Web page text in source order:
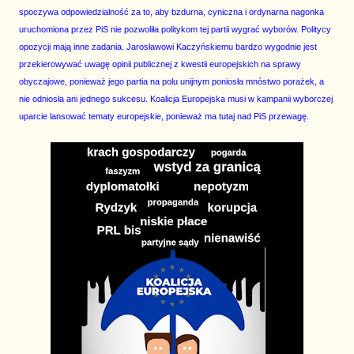
spoczywa odpowiedzialność za to, aby bzdurna, cyniczna i ordynarna nagonka
uruchomiona przez PiS nie pozwoliła politykom tej partii wygrać wyborów. Politycy
opozycji mają inne zadania. Jarosławowi Kaczyńskiemu bardzo wygodnie jest
przekierowywać uwagę opinii publicznej z kwestii europejskich na sprawy
obyczajowe, ponieważ jego partia na polu unijnym poniosła mnóstwo porażek, a
nie odniosła ani jednego sukcesu. Koalicja Europejska musi w kampanii wyborczej
uparcie lansować tematy europejskie, ponieważ ma tutaj nad PiS przewagę.